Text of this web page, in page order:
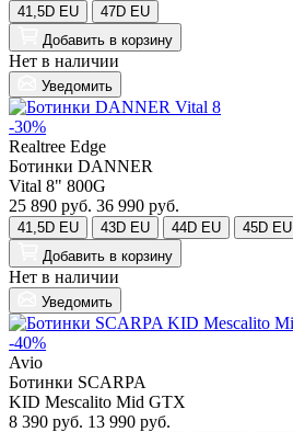
41,5D EU
47D EU
Добавить в корзину
Нет в наличии
Уведомить
-30%
Realtree Edge
Ботинки DANNER
Vital 8" 800G
25 890 руб. 36 990 руб.
41,5D EU 43D EU 44D EU 45D EU
Добавить в корзину
Нет в наличии
Уведомить
-40%
Avio
Ботинки SCARPA
KID Mescalito Mid GTX
8 390 руб. 13 990 руб.